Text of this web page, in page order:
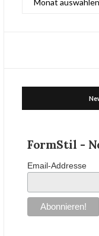
FormStil -
Email-Addresse